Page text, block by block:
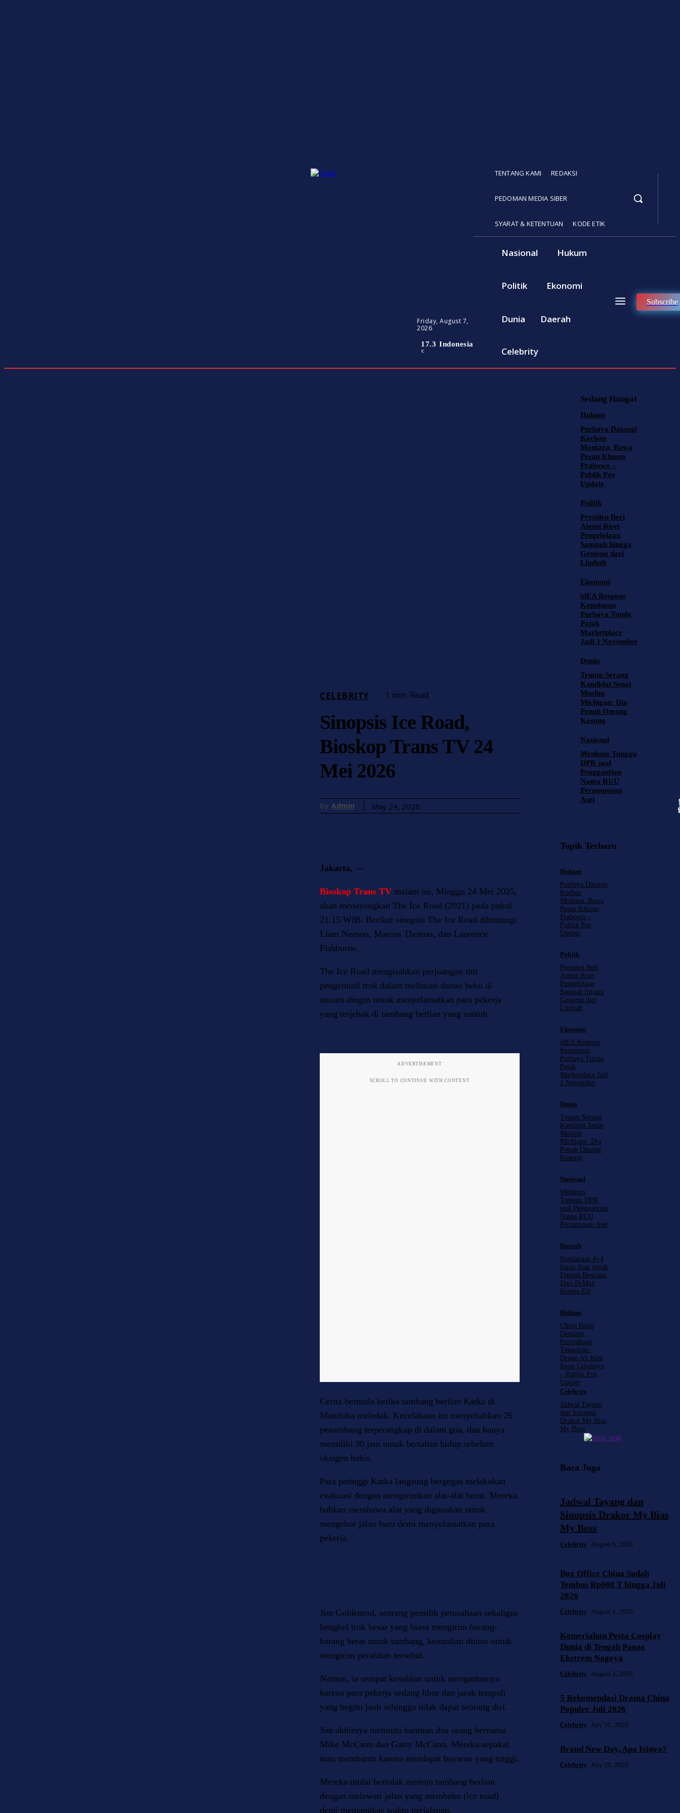
Friday, August 7,
2026
17.3
C
Indonesia
TENTANG KAMI REDAKSI
PEDOMAN MEDIA SIBER
SYARAT & KETENTUAN KODE ETIK
Nasional Hukum
Politik Ekonomi
Dunia Daerah
Celebrity
Subscribe
CELEBRITY 1 min. Read
Sinopsis Ice Road,
Bioskop Trans TV 24
Mei 2026
By Admin May 24, 2026
Jakarta, —
Bioskop Trans TV malam ini, Minggu 24 Mei 2025,
akan menayangkan The Ice Road (2021) pada pukul
21.15 WIB. Berikut sinopsis The Ice Road dibintangi
Liam Neeson, Marcus Thomas, dan Laurence
Fishburne.
The Ice Road mengisahkan perjuangan tim
pengemudi truk dalam melintasi danau beku di
musim dingin untuk menyelamatkan para pekerja
yang terjebak di tambang berlian yang runtuh.
ADVERTISEMENT
SCROLL TO CONTINUE WITH CONTENT
Cerita bermula ketika tambang berlian Katka di
Manitoba meledak. Kecelakaan itu menyebabkan 26
penambang terperangkap di dalam gua, dan hanya
memiliki 30 jam untuk bertahan hidup sebelum
oksigen habis.
Para petinggi Katka langsung bergegas melakukan
evakuasi dengan mengirimkan alat-alat berat. Mereka
bahkan membawa alat yang digunakan untuk
mengebor jalan baru demi menyelamatkan para
pekerja.
Jim Goldenrod, seorang pemilik perusahaan sekaligus
bengkel truk besar yang biasa mengirim barang-
barang berat untuk tambang, kemudian diutus untuk
mengirim peralatan tersebut.
Namun, ia sempat kesulitan untuk mengantarnya
karena para pekerja sedang libur dan jarak tempuh
yang begitu jauh sehingga tidak dapat seorang diri.
Jim akhirnya meminta bantuan dua orang bernama
Mike McCann dan Gurty McCann. Mereka sepakat
mau membantu karena mendapat bayaran yang tinggi.
Mereka mulai bertolak menuju tambang berlian
dengan melewati jalan yang membeku (ice road)
demi memangkas waktu perjalanan.
Sedang Hangat
Hukum
Purbaya Datangi
Korban
Montara, Bawa
Pesan Khusus
Prabowo –
Publik Pos
Update
Politik
Presiden Beri
Atensi Riset
Pengelolaan
Sampah hingga
Genteng dari
Limbah
Ekonomi
idEA Respons
Keputusan
Purbaya Tunda
Pajak
Marketplace
Jadi 1 November
Dunia
Trump Serang
Kandidat Senat
Muslim
Michigan: Dia
Penuh Omong
Kosong
Nasional
Menkum Tunggu
DPR soal
Penggantian
Nama RUU
Perampasan
Aset
Topik Terbaru
Hukum
Purbaya Datangi
Korban
Montara, Bawa
Pesan Khusus
Prabowo –
Publik Pos
Update
Politik
Presiden Beri
Atensi Riset
Pengelolaan
Sampah hingga
Genteng dari
Limbah
Ekonomi
idEA Respons
Keputusan
Purbaya Tunda
Pajak
Marketplace Jadi
1 November
Dunia
Trump Serang
Kandidat Senat
Muslim
Michigan: Dia
Penuh Omong
Kosong
Nasional
Menkum
Tunggu DPR
soal Penggantian
Nama RUU
Perampasan Aset
Daerah
Kendaraan 4×4
Isuzu Siap untuk
Daerah Bencana,
Dari D-Max
hingga Elf
Hukum
China Balas
Dendam,
Perusahaan
Teknologi-
Drone AS Kini
Kena Getahnya
– Publik Pos
Update
Celebrity
Jadwal Tayang
dan Sinopsis
Drakor My Bias
My Boss
Baca Juga
Jadwal Tayang dan
Sinopsis Drakor My Bias
My Boss
Celebrity August 6, 2026
Box Office China Sudah
Tembus Rp908 T hingga Juli
2026
Celebrity August 4, 2026
Kemeriahan Pesta Cosplay
Dunia di Tengah Panas
Ekstrem Nagoya
Celebrity August 2, 2026
5 Rekomendasi Drama China
Populer Juli 2026
Celebrity July 31, 2026
Brand New Day, Apa Isinya?
Celebrity July 29, 2026